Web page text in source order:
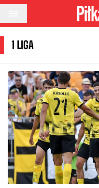
Przejdź do treści
1 LIGA